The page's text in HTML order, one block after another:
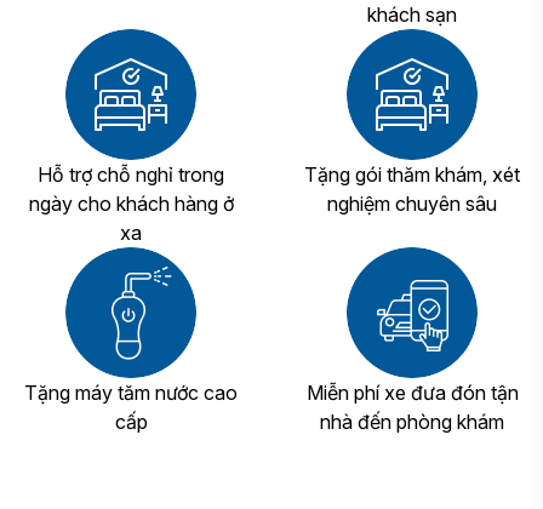
khách sạn
Hỗ trợ chỗ nghỉ trong
ngày cho khách hàng ở
xa
Tặng gói thăm khám, xét
nghiệm chuyên sâu
Tặng máy tăm nước cao
cấp
Miễn phí xe đưa đón tận
nhà đến phòng khám